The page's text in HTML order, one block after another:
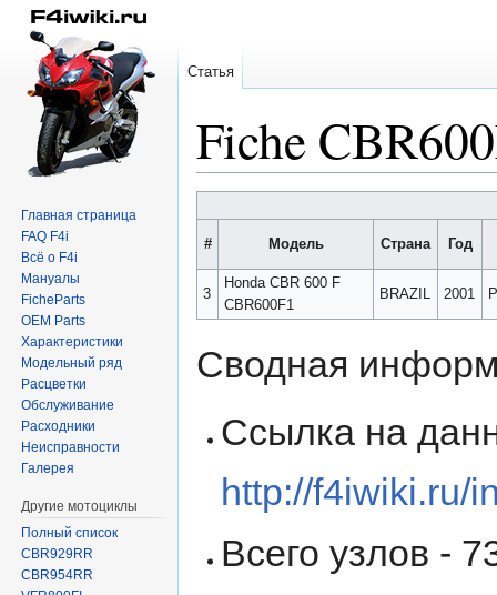
Fiche
навигации
поиску
# Модель Страна Год
3
Honda CBR 600 F
CBR600F1
BRAZIL 2001
Сводная
Ссылка на
http://f4iwiki.ru/
Всего узлов -
Статья
Главная страница
FAQ F4i
Всё о F4i
Мануалы
FicheParts
OEM Parts
Характеристики
Модельный ряд
Расцветки
Обслуживание
Расходники
Неисправности
Галерея
Другие мотоциклы
Полный список
CBR929RR
CBR954RR